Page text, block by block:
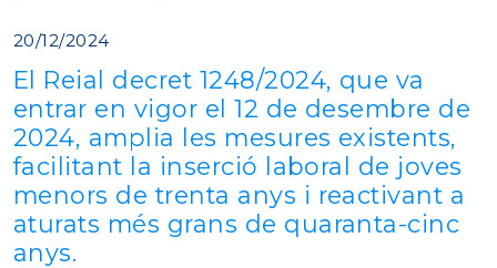
20/12/2024
El Reial decret 1248/2024, que va
entrar en vigor el 12 de desembre de
2024, amplia les mesures existents,
facilitant la inserció laboral de joves
menors de trenta anys i reactivant a
aturats més grans de quaranta-cinc
anys.